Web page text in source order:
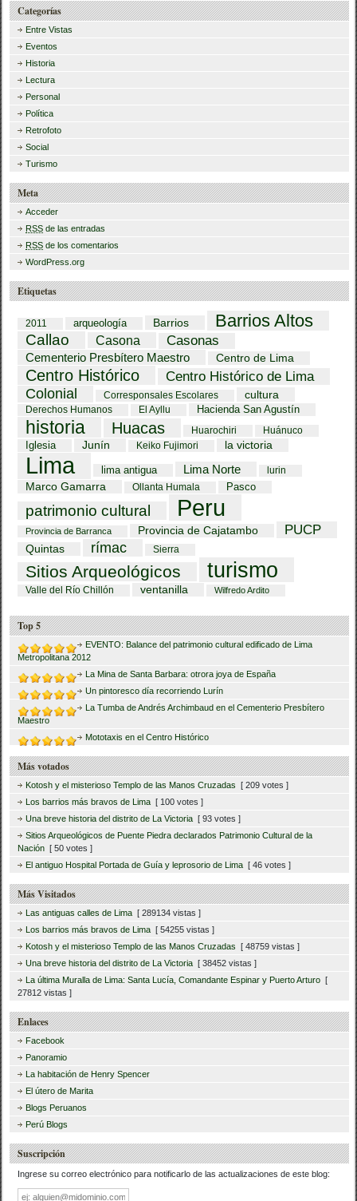
Categorías
Entre Vistas
Eventos
Historia
Lectura
Personal
Política
Retrofoto
Social
Turismo
Meta
Acceder
RSS de las entradas
RSS de los comentarios
WordPress.org
Etiquetas
2011 arqueología Barrios Barrios Altos
Callao Casona Casonas
Cementerio Presbítero Maestro Centro de Lima
Centro Histórico
Centro Histórico de Lima
Colonial
Corresponsales Escolares cultura
Derechos Humanos El Ayllu Hacienda San Agustín
historia Huacas Huarochiri Huánuco
Iglesia Junín Keiko Fujimori la victoria
Lima lima antigua Lima Norte lurin
Marco Gamarra Ollanta Humala Pasco
patrimonio cultural Peru
Provincia de Barranca Provincia de Cajatambo PUCP
Quintas rímac Sierra
Sitios Arqueológicos turismo
Valle del Río Chillón ventanilla Wilfredo Ardito
Top 5
EVENTO: Balance del patrimonio cultural edificado de Lima
Metropolitana 2012
La Mina de Santa Barbara: otrora joya de España
Un pintoresco día recorriendo Lurín
La Tumba de Andrés Archimbaud en el Cementerio Presbítero
Maestro
Mototaxis en el Centro Histórico
Más votados
Kotosh y el misterioso Templo de las Manos Cruzadas [ 209 votes ]
Los barrios más bravos de Lima [ 100 votes ]
Una breve historia del distrito de La Victoria [ 93 votes ]
Sitios Arqueológicos de Puente Piedra declarados Patrimonio Cultural de la
Nación [ 50 votes ]
El antiguo Hospital Portada de Guía y leprosorio de Lima [ 46 votes ]
Más Visitados
Las antiguas calles de Lima [ 289134 vistas ]
Los barrios más bravos de Lima [ 54255 vistas ]
Kotosh y el misterioso Templo de las Manos Cruzadas [ 48759 vistas ]
Una breve historia del distrito de La Victoria [ 38452 vistas ]
La última Muralla de Lima: Santa Lucía, Comandante Espinar y Puerto Arturo [
27812 vistas ]
Enlaces
Facebook
Panoramio
La habitación de Henry Spencer
El útero de Marita
Blogs Peruanos
Perú Blogs
Suscripción
Ingrese su correo electrónico para notificarlo de las actualizaciones de este blog:
Dirección
de